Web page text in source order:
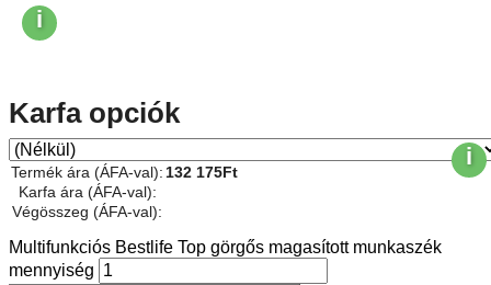
i
Karfa opciók
i
Termék ára (ÁFA-val): 132 175Ft
Karfa ára (ÁFA-val):
Végösszeg (ÁFA-val):
Multifunkciós Bestlife Top görgős magasított munkaszék
mennyiség